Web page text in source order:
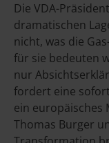
Die VDA-
dramatischen
nicht, was die
für sie bedeuten
nur
fordert eine
ein europäisches
Thomas Burger